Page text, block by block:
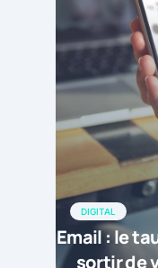
DIGITAL
Email : le
sortir de